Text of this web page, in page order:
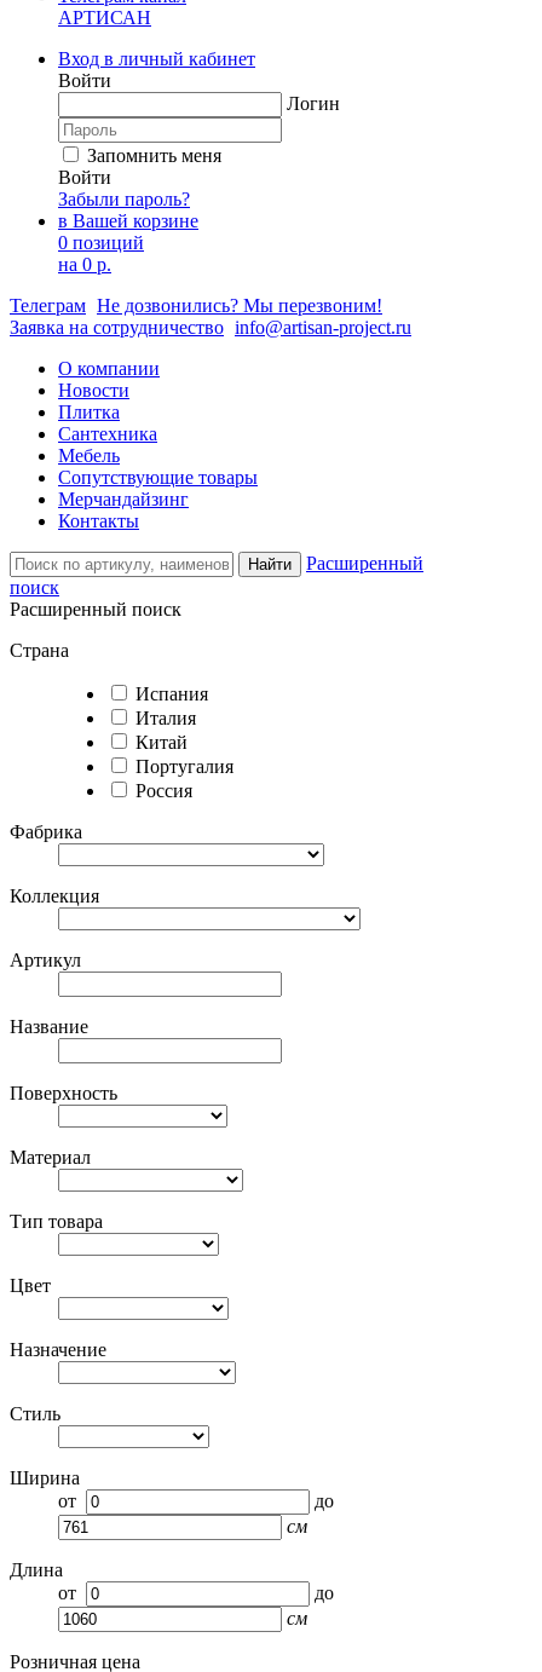
АРТИСАН
Вход в личный кабинет
Войти
Логин
Запомнить меня
Войти
Забыли пароль?
в Вашей корзине
0 позиций
на 0 р.
Телеграм Не дозвонились? Мы перезвоним!
Заявка на сотрудничество info@artisan-project.ru
О компании
Новости
Плитка
Сантехника
Мебель
Сопутствующие товары
Мерчандайзинг
Контакты
Найти
Расширенный
поиск
Расширенный поиск
Страна
Испания
Италия
Китай
Португалия
Россия
Фабрика
Коллекция
Артикул
Название
Поверхность
Материал
Тип товара
Цвет
Назначение
Стиль
Ширина
от
до
см
Длина
от
до
см
Розничная цена